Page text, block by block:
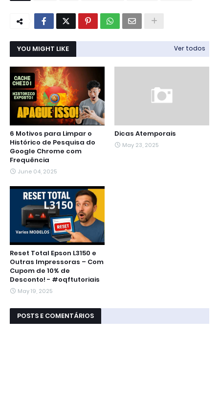
YOU MIGHT LIKE Ver todos
6 Motivos para Limpar o
Histórico de Pesquisa do
Google Chrome com
Frequência
June 04, 2025
Dicas Atemporais
May 23, 2025
Reset Total Epson L3150 e
Outras Impressoras – Com
Cupom de 10% de
Desconto! - #oqftutoriais
May 19, 2025
POSTS E COMENTÁRIOS